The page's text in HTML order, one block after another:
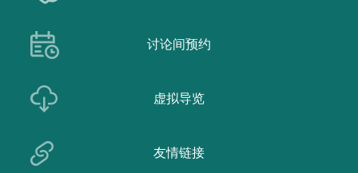
讨论间预约
虚拟导览
友情链接